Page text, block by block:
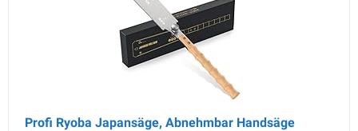
Profi Ryoba Japansäge, Abnehmbar Handsäge